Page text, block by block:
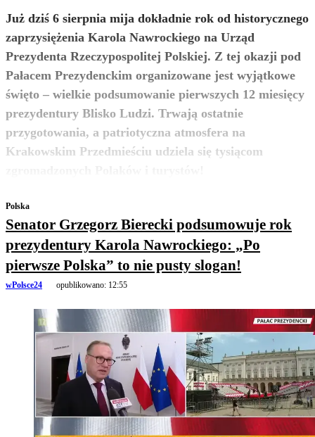
Już dziś 6 sierpnia mija dokładnie rok od historycznego
zaprzysiężenia Karola Nawrockiego na Urząd
Prezydenta Rzeczypospolitej Polskiej. Z tej okazji pod
Pałacem Prezydenckim organizowane jest wyjątkowe
święto – wielkie podsumowanie pierwszych 12 miesięcy
prezydentury Blisko Ludzi. Trwają ostatnie
przygotowania, a patriotyczna atmosfera na
Krakowskim Przedmieściu udziela się tysiącom
zobacz więcej
Polska
Senator Grzegorz Bierecki podsumowuje rok
prezydentury Karola Nawrockiego: „Po
pierwsze Polska” to nie pusty slogan!
wPolsce24 opublikowano: 12:55